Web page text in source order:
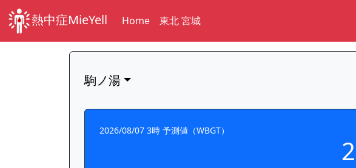
熱中症MieYell Home 東北 宮城
駒ノ湯
2026/08/07 3時 予測値（WBGT）